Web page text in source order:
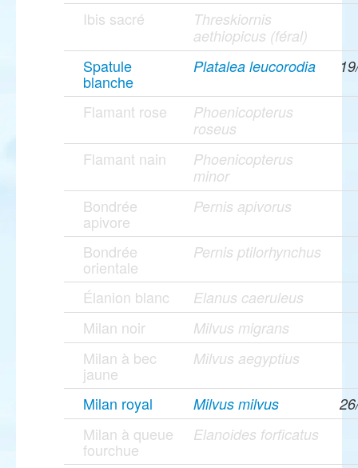
Ibis sacré
Threskiornis
aethiopicus (féral)
Spatule
blanche
Platalea leucorodia
Flamant rose
Phoenicopterus
roseus
Flamant nain
Phoenicopterus
minor
Bondrée
apivore
Pernis apivorus
Bondrée
orientale
Pernis ptilorhynchus
Élanion blanc Elanus caeruleus
Milan noir Milvus migrans
Milan à bec
jaune
Milvus aegyptius
Milan royal Milvus milvus
Milan à queue
fourchue
Elanoides forficatus